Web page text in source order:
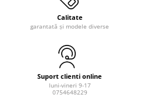
Calitate
garantată și modele diverse
Suport clienti online
luni-vineri 9-17
0754648229